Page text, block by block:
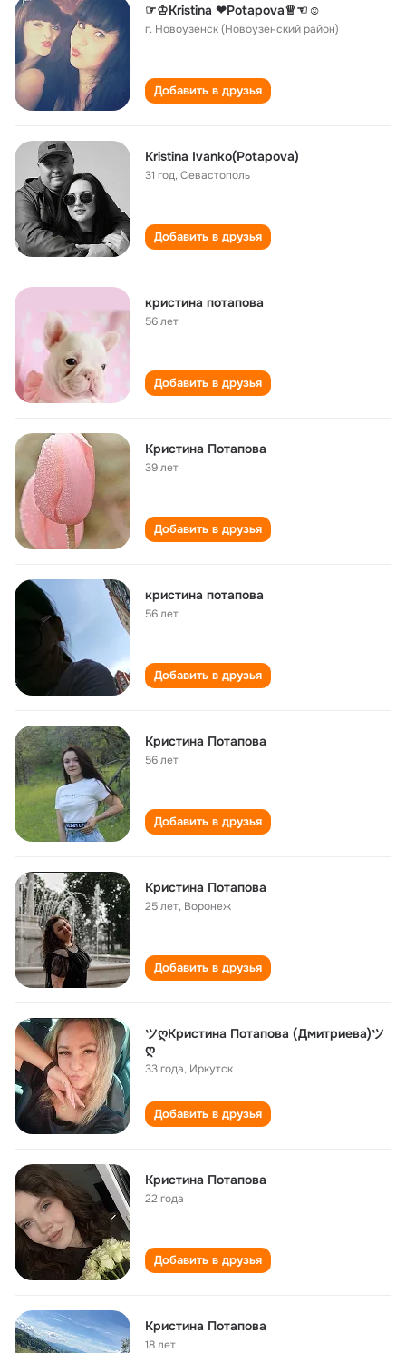
☞♔Kristina ❤Potapova♕☜☺
г. Новоузенск (Новоузенский район)
Добавить в друзья
Kristina Ivanko(Potapova)
31 год,Севастополь
Добавить в друзья
кристина потапова
56 лет
Добавить в друзья
Кристина Потапова
39 лет
Добавить в друзья
кристина потапова
56 лет
Добавить в друзья
Кристина Потапова
56 лет
Добавить в друзья
Кристина Потапова
25 лет, Воронеж
Добавить в друзья
ツღКристина Потапова (Дмитриева)ツ
ღ
33 года, Иркутск
Добавить в друзья
Кристина Потапова
22 года
Добавить в друзья
Кристина Потапова
18 лет